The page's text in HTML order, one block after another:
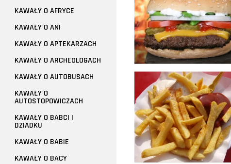
KAWAŁY O AFRYCE
KAWAŁY O ANI
KAWAŁY O APTEKARZACH
KAWAŁY O ARCHEOLOGACH
KAWAŁY O AUTOBUSACH
KAWAŁY O
AUTOSTOPOWICZACH
KAWAŁY O BABCI I
DZIADKU
KAWAŁY O BABIE
KAWAŁY O BACY